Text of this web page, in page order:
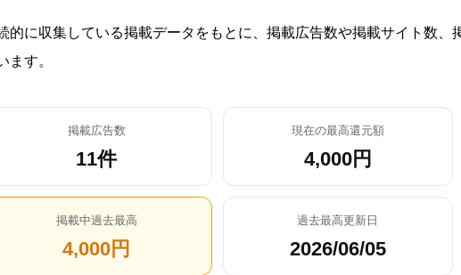
的に収集している掲載データをもとに、掲載広告数や掲載サイト数、
ます。
掲載広告数
11件
現在の最高還元額
4,000円
掲載中過去最高
4,000円
過去最高更新日
2026/06/05